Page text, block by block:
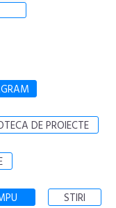
DE PROIECTE
STIRI